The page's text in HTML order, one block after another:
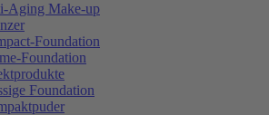
Aging Make-up
Foundation
Foundation
Foundation